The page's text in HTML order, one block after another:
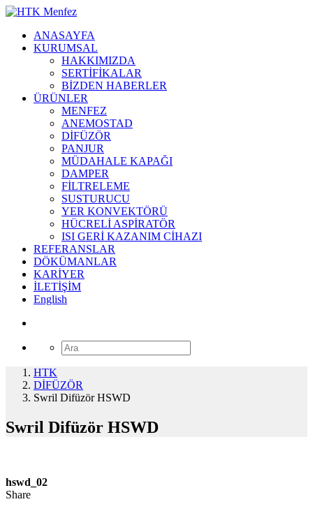
ANASAYFA
KURUMSAL
HAKKIMIZDA
SERTİFİKALAR
BİZDEN HABERLER
ÜRÜNLER
MENFEZ
ANEMOSTAD
DİFÜZÖR
PANJUR
MÜDAHALE KAPAĞI
DAMPER
FİLTRELEME
SUSTURUCU
YER KONVEKTÖRÜ
HÜCRELİ ASPİRATÖR
ISI GERİ KAZANIM CİHAZI
REFERANSLAR
DÖKÜMANLAR
KARİYER
İLETİŞİM
English
HTK
DİFÜZÖR
Swril Difüzör HSWD
Swril Difüzör HSWD
hswd_02
Share